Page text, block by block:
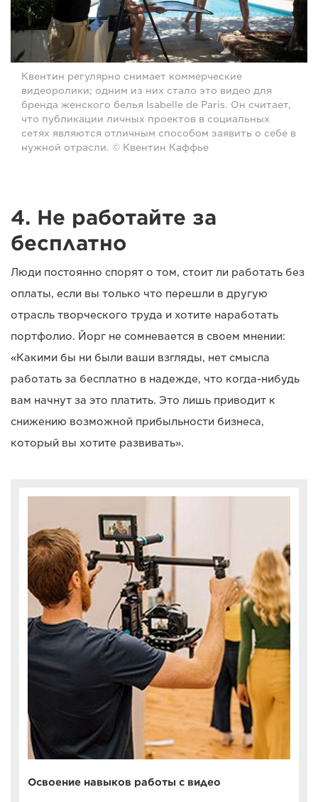
Квентин регулярно снимает коммерческие
видеоролики; одним из них стало это видео для
бренда женского белья Isabelle de Paris. Он считает,
что публикации личных проектов в социальных
сетях являются отличным способом заявить о себе в
нужной отрасли. © Квентин Каффье
4. Не работайте за
бесплатно
Люди постоянно спорят о том, стоит ли работать без
оплаты, если вы только что перешли в другую
отрасль творческого труда и хотите наработать
портфолио. Йорг не сомневается в своем мнении:
«Какими бы ни были ваши взгляды, нет смысла
работать за бесплатно в надежде, что когда-нибудь
вам начнут за это платить. Это лишь приводит к
снижению возможной прибыльности бизнеса,
который вы хотите развивать».
Освоение навыков работы с видео